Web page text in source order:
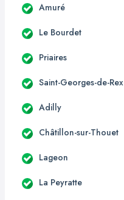
Amuré
Le Bourdet
Priaires
Saint-Georges-de-Rex
Adilly
Châtillon-sur-Thouet
Lageon
La Peyratte